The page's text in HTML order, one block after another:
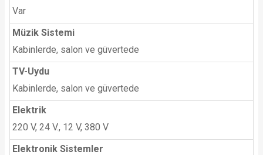
Var
Müzik Sistemi
Kabinlerde, salon ve güvertede
TV-Uydu
Kabinlerde, salon ve güvertede
Elektrik
220 V, 24 V., 12 V, 380 V
Elektronik Sistemler